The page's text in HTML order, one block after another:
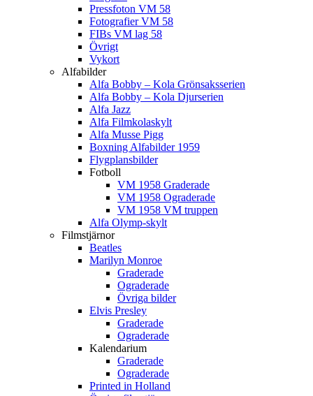
Pressfoton VM 58
Fotografier VM 58
FIBs VM lag 58
Övrigt
Vykort
Alfabilder
Alfa Bobby – Kola Grönsaksserien
Alfa Bobby – Kola Djurserien
Alfa Jazz
Alfa Filmkolaskylt
Alfa Musse Pigg
Boxning Alfabilder 1959
Flygplansbilder
Fotboll
VM 1958 Graderade
VM 1958 Ograderade
VM 1958 VM truppen
Alfa Olymp-skylt
Filmstjärnor
Beatles
Marilyn Monroe
Graderade
Ograderade
Övriga bilder
Elvis Presley
Graderade
Ograderade
Kalendarium
Graderade
Ograderade
Printed in Holland